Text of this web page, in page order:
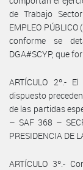
de Trabajo
EMPLEO
conforme se
DGA#SCYP, que
ARTÍCULO 2º.-
dispuesto
de las partidas
– SAF 368 –
PRESIDENCIA DE
ARTÍCULO 3º.-